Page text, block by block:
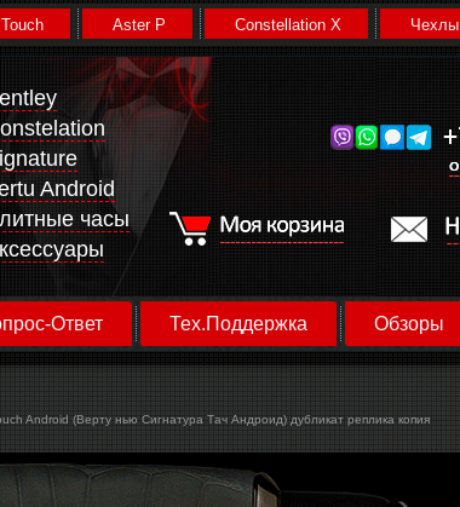
Aster P Constellation X Чехлы
Android
часы
Ответ Тех.Поддержка Обзоры
Android (Верту нью Сигнатура Тач Андроид) дубликат реплика копия